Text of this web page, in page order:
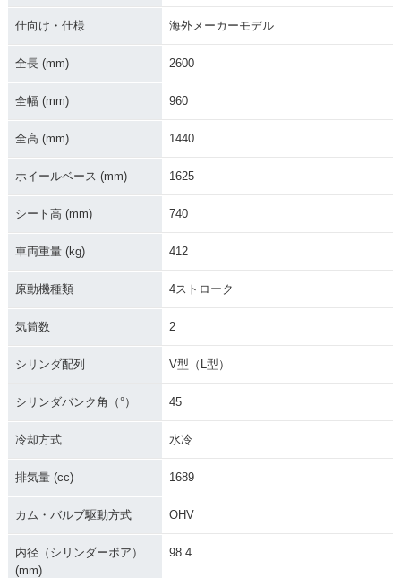
Electra Glide Ultra
Limited
Ultra Limited
2013年 FLHTK103
ェンジ
2012年 FLHTK103
ェンジ
ctra Glide Ultra Li
e Ultra Limited・フ
仕向け・仕様 海外メーカーモデル
全長 (mm) 2600
全幅 (mm) 960
全高 (mm) 1440
ホイールベース (mm) 1625
シート高 (mm) 740
車両重量 (kg) 412
原動機種類 4ストローク
気筒数 2
シリンダ配列 V型（L型）
シリンダバンク角（°） 45
冷却方式 水冷
排気量 (cc) 1689
カム・バルブ駆動方式 OHV
内径（シリンダーボア）
(mm)
98.4